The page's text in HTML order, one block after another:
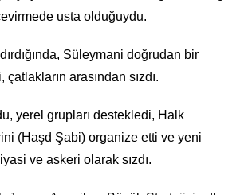
usta olduğuydu.
Süleymani doğrudan bir
arasından sızdı.
yerel grupları destekledi, Halk
(Haşd Şabi) organize etti ve yeni
ve askeri olarak sızdı.